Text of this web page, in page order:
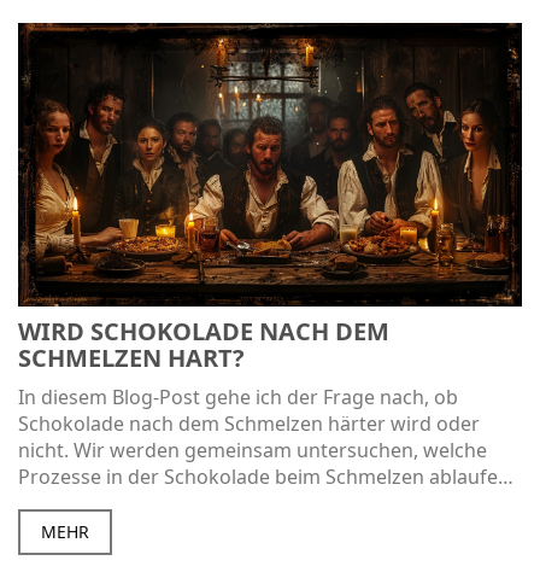
WIRD SCHOKOLADE NACH DEM
SCHMELZEN HART?
In diesem Blog-Post gehe ich der Frage nach, ob
Schokolade nach dem Schmelzen härter wird oder
nicht. Wir werden gemeinsam untersuchen, welche
Prozesse in der Schokolade beim Schmelzen ablaufen
und wie sich diese auf die Textur auswirken. Ich teile
auch einige nützliche Tipps und Tricks, falls du das
nächste Mal Schokolade für deinen Kuchen oder deine
MEHR